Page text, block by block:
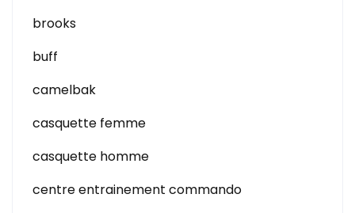
brooks
buff
camelbak
casquette femme
casquette homme
centre entrainement commando